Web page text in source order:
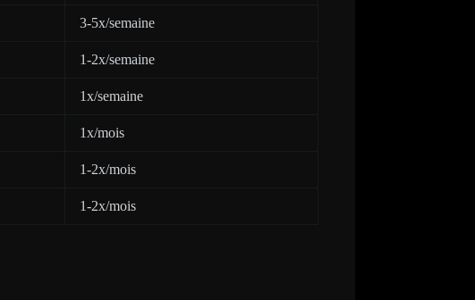
3-5x/semaine
1-2x/semaine
1x/semaine
1x/mois
1-2x/mois
1-2x/mois